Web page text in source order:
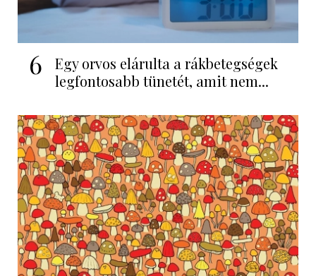
6
Egy orvos elárulta a rákbetegségek
legfontosabb tünetét, amit nem...